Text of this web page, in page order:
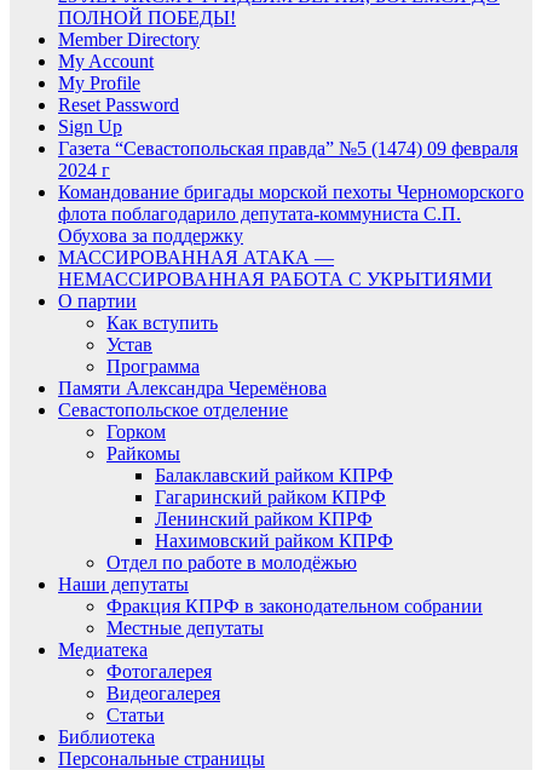
ПОЛНОЙ ПОБЕДЫ!
Member Directory
My Account
My Profile
Reset Password
Sign Up
Газета “Севастопольская правда” №5 (1474) 09 февраля
2024 г
Командование бригады морской пехоты Черноморского
флота поблагодарило депутата-коммуниста С.П.
Обухова за поддержку
МАССИРОВАННАЯ АТАКА —
НЕМАССИРОВАННАЯ РАБОТА С УКРЫТИЯМИ
О партии
Как вступить
Устав
Программа
Памяти Александра Черемёнова
Севастопольское отделение
Горком
Райкомы
Балаклавский райком КПРФ
Гагаринский райком КПРФ
Ленинский райком КПРФ
Нахимовский райком КПРФ
Отдел по работе в молодёжью
Наши депутаты
Фракция КПРФ в законодательном собрании
Местные депутаты
Медиатека
Фотогалерея
Видеогалерея
Статьи
Библиотека
Персональные страницы